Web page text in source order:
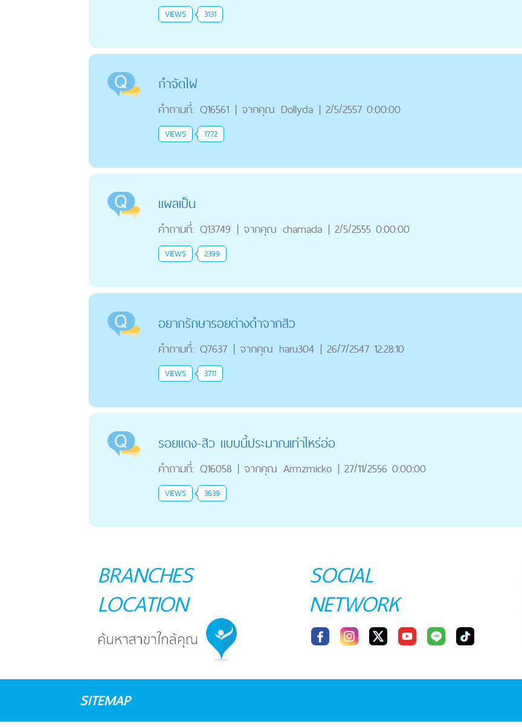
VIEWS 3131
กำจัดไฝ
คำถามที่: Q16561 | จากคุณ Dollyda | 2/5/2557 0:00:00
VIEWS 1772
แผลเป็น
คำถามที่: Q13749 | จากคุณ chamada | 2/5/2555 0:00:00
VIEWS 2399
อยากรักษารอยด่างดำจากสิว
คำถามที่: Q7637 | จากคุณ haru304 | 26/7/2547 12:28:10
VIEWS 3711
รอยแดง-สิว แบบนี้ประมาณเท่าไหร่อ่อ
คำถามที่: Q16058 | จากคุณ Armzmicko | 27/11/2556 0:00:00
VIEWS 3639
BRANCHES
LOCATION
SOCIAL
NETWORK
SITEMAP